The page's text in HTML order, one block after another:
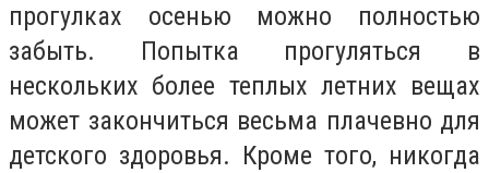
прогулках осенью можно полностью
забыть. Попытка прогуляться в
нескольких более теплых летних вещах
может закончиться весьма плачевно для
детского здоровья. Кроме того, никогда